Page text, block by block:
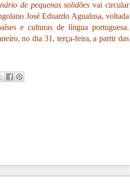
de pequenas solidões vai circular
José Eduardo Agualusa, voltada
e culturas de língua portuguesa.
no dia 31, terça-feira, a partir das